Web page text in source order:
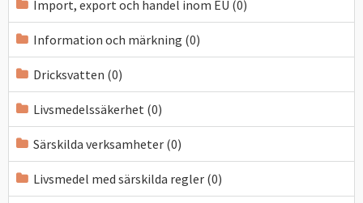
Import, export och handel inom EU (0)
Information och märkning (0)
Dricksvatten (0)
Livsmedelssäkerhet (0)
Särskilda verksamheter (0)
Livsmedel med särskilda regler (0)